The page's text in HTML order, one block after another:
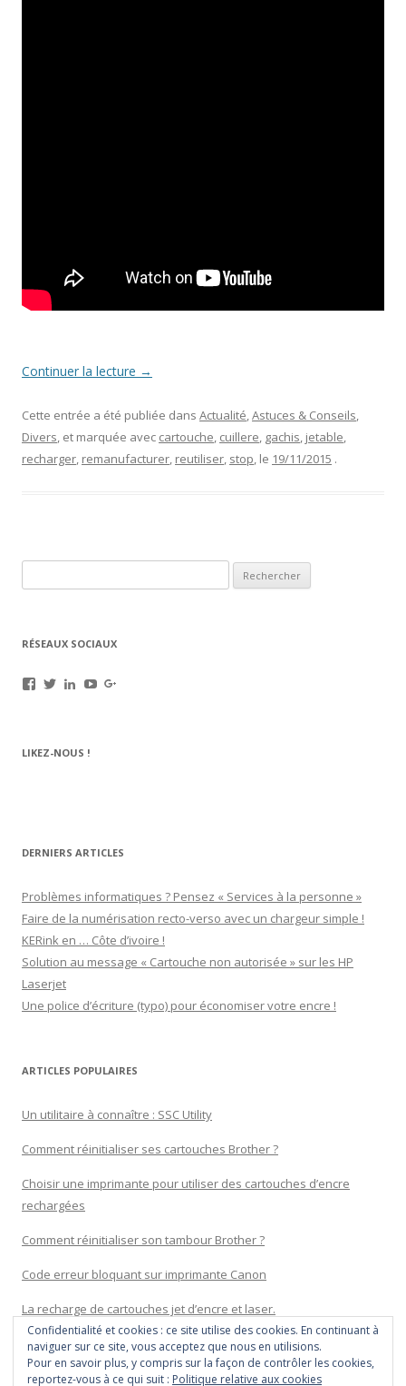
Continuer la lecture →
Cette entrée a été publiée dans Actualité,Astuces & Conseils,
Divers, et marquée avec cartouche, cuillere, gachis, jetable,
recharger, remanufacturer, reutiliser, stop, le 19/11/2015 .
RÉSEAUX SOCIAUX
Voir
sur
Voir
sur
Voir
poirier-
Voir
LIKEZ-NOUS !
DERNIERS ARTICLES
Problèmes informatiques ? Pensez « Services à la personne »
Faire de la numérisation recto-verso avec un chargeur simple !
KERink en … Côte d’ivoire !
Solution au message « Cartouche non autorisée » sur les HP
Laserjet
Une police d’écriture (typo) pour économiser votre encre !
ARTICLES POPULAIRES
Un utilitaire à connaître : SSC Utility
Comment réinitialiser ses cartouches Brother ?
Choisir une imprimante pour utiliser des cartouches d’encre
rechargées
Comment réinitialiser son tambour Brother ?
Code erreur bloquant sur imprimante Canon
La recharge de cartouches jet d’encre et laser.
Confidentialité et cookies : ce site utilise des cookies. En continuant à
naviguer sur ce site, vous acceptez que nous en utilisions.
Pour en savoir plus, y compris sur la façon de contrôler les cookies,
reportez-vous à ce qui suit : Politique relative aux cookies